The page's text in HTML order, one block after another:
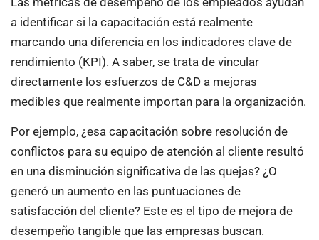
a identificar si la capacitación está realmente
marcando una diferencia en los indicadores clave de
rendimiento (KPI). A saber, se trata de vincular
directamente los esfuerzos de C&D a mejoras
medibles que realmente importan para la organización.
Por ejemplo, ¿esa capacitación sobre resolución de
conflictos para su equipo de atención al cliente resultó
en una disminución significativa de las quejas? ¿O
generó un aumento en las puntuaciones de
satisfacción del cliente? Este es el tipo de mejora de
desempeño tangible que las empresas buscan.